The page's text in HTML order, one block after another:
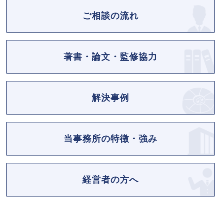
ご相談の流れ
著書・論文・監修協力
解決事例
当事務所の特徴・強み
経営者の方へ